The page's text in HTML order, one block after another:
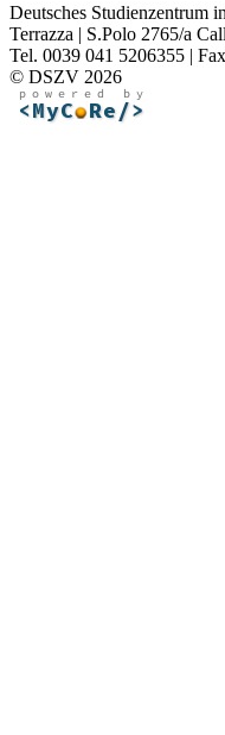
Deutsches Studienzentrum
Terrazza | S.Polo 2765/a
Tel. 0039 041 5206355 |
© DSZV 2026